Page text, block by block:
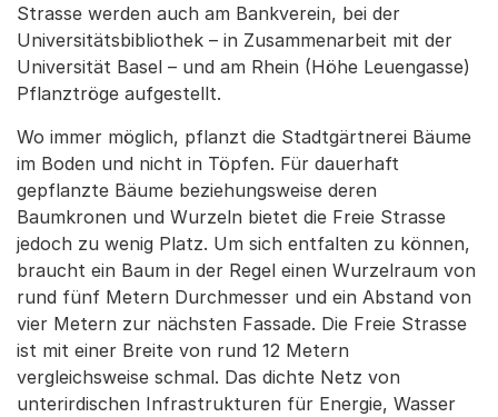
Strasse werden auch am Bankverein, bei der
Universitätsbibliothek – in Zusammenarbeit mit der
Universität Basel – und am Rhein (Höhe Leuengasse)
Pflanztröge aufgestellt.
Wo immer möglich, pflanzt die Stadtgärtnerei Bäume
im Boden und nicht in Töpfen. Für dauerhaft
gepflanzte Bäume beziehungsweise deren
Baumkronen und Wurzeln bietet die Freie Strasse
jedoch zu wenig Platz. Um sich entfalten zu können,
braucht ein Baum in der Regel einen Wurzelraum von
rund fünf Metern Durchmesser und ein Abstand von
vier Metern zur nächsten Fassade. Die Freie Strasse
ist mit einer Breite von rund 12 Metern
vergleichsweise schmal. Das dichte Netz von
unterirdischen Infrastrukturen für Energie, Wasser